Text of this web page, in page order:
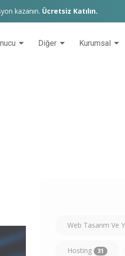
kazanın. Ücretsiz Katılın.
Diğer Kurumsal
Web Tasarım Ve
Hosting 31